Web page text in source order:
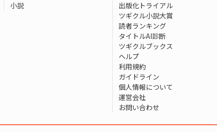
小説
出版化トライアル
ツギクル小説大賞
読者ランキング
タイトルAI診断
ツギクルブックス
ヘルプ
利用規約
ガイドライン
個人情報について
運営会社
お問い合わせ